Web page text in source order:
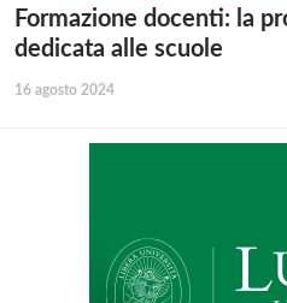
Formazione docenti: la
dedicata alle scuole
16 agosto 2024